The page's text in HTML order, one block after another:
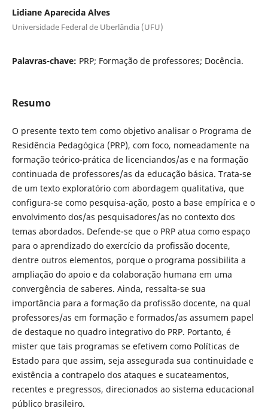
Lidiane Aparecida Alves
Universidade Federal de Uberlândia (UFU)
Palavras-chave: PRP; Formação de professores; Docência.
Resumo
O presente texto tem como objetivo analisar o Programa de
Residência Pedagógica (PRP), com foco, nomeadamente na
formação teórico-prática de licenciandos/as e na formação
continuada de professores/as da educação básica. Trata-se
de um texto exploratório com abordagem qualitativa, que
configura-se como pesquisa-ação, posto a base empírica e o
envolvimento dos/as pesquisadores/as no contexto dos
temas abordados. Defende-se que o PRP atua como espaço
para o aprendizado do exercício da profissão docente,
dentre outros elementos, porque o programa possibilita a
ampliação do apoio e da colaboração humana em uma
convergência de saberes. Ainda, ressalta-se sua
importância para a formação da profissão docente, na qual
professores/as em formação e formados/as assumem papel
de destaque no quadro integrativo do PRP. Portanto, é
mister que tais programas se efetivem como Políticas de
Estado para que assim, seja assegurada sua continuidade e
existência a contrapelo dos ataques e sucateamentos,
recentes e pregressos, direcionados ao sistema educacional
público brasileiro.